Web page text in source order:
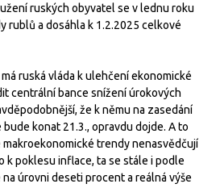
ruských obyvatel se v lednu roku
rublů a dosáhla k 1.2.2025 celkové
ruská vláda k ulehčení ekonomické
centrální bance snížení úrokových
že k němu na zasedání
konat 21.3., opravdu dojde. A to
trendy nenasvědčují
k poklesu inflace, ta se stále i podle
úrovni deseti procent a reálná výše